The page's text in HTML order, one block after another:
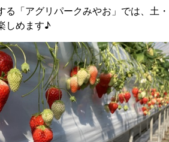
る「アグリパークみやお」では、土・
しめます♪